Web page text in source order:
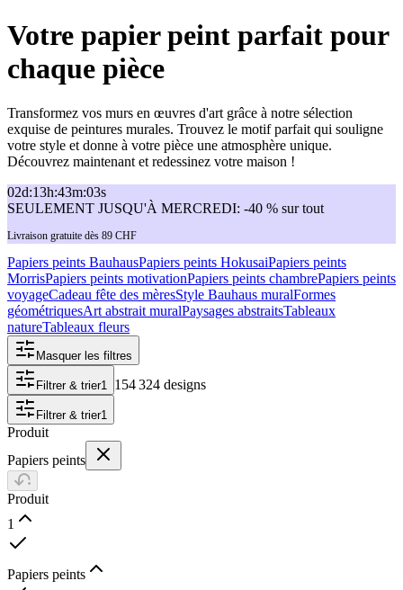
Votre papier peint parfait pour
chaque pièce
Transformez vos murs en œuvres d'art grâce à notre sélection
exquise de peintures murales. Trouvez le motif parfait qui souligne
votre style et donne à votre pièce une atmosphère unique.
Découvrez maintenant et redessinez votre maison !
02d:13h:43m:03s
SEULEMENT JUSQU'À MERCREDI: -40 % sur tout
Livraison gratuite dès 89 CHF
Papiers peints BauhausPapiers peints HokusaiPapiers peints
MorrisPapiers peints motivationPapiers peints chambrePapiers peints
voyageCadeau fête des mèresStyle Bauhaus muralFormes
géométriquesArt abstrait muralPaysages abstraitsTableaux
natureTableaux fleurs
Masquer les filtres
Filtrer & trier1 154 324 designs
Filtrer & trier1
Produit
Papiers peints
Produit
1
Papiers peints